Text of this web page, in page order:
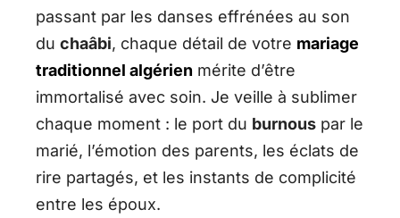
passant par les danses effrénées au son
du chaâbi, chaque détail de votre mariage
traditionnel algérien mérite d’être
immortalisé avec soin. Je veille à sublimer
chaque moment : le port du burnous par le
marié, l’émotion des parents, les éclats de
rire partagés, et les instants de complicité
entre les époux.